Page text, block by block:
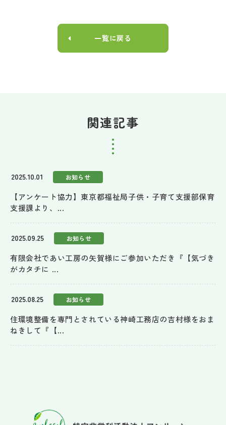
一覧に戻る
関連記事
2025.10.01 お知らせ
【アンケート協力】東京都福祉局子供・子育て支援部保育
支援課より、...
2025.09.25 お知らせ
有限会社であい工房の矢賀様にご参加いただき『【気づき
がカタチに ...
2025.08.25 お知らせ
住環境整備を専門とされている神崎工務店の吉村様をおま
ねきして『【...